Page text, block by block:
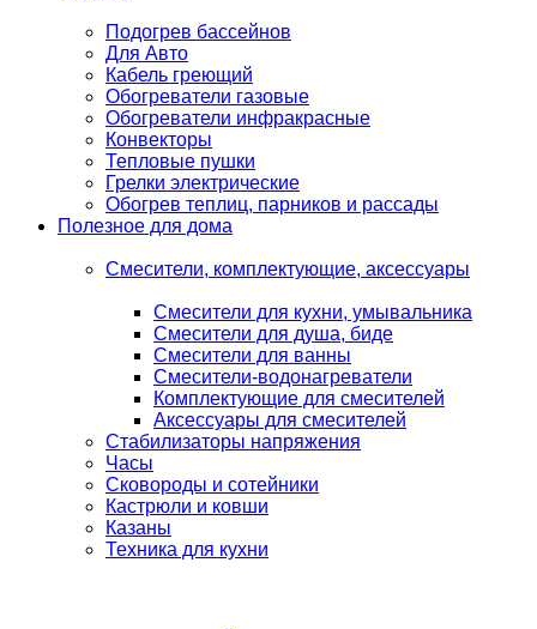
Подогрев бассейнов
Для Авто
Кабель греющий
Обогреватели газовые
Обогреватели инфракрасные
Конвекторы
Тепловые пушки
Грелки электрические
Обогрев теплиц, парников и рассады
Полезное для дома
Смесители, комплектующие, аксессуары
Смесители для кухни, умывальника
Смесители для душа, биде
Смесители для ванны
Смесители-водонагреватели
Комплектующие для смесителей
Аксессуары для смесителей
Стабилизаторы напряжения
Часы
Сковороды и сотейники
Кастрюли и ковши
Казаны
Техника для кухни